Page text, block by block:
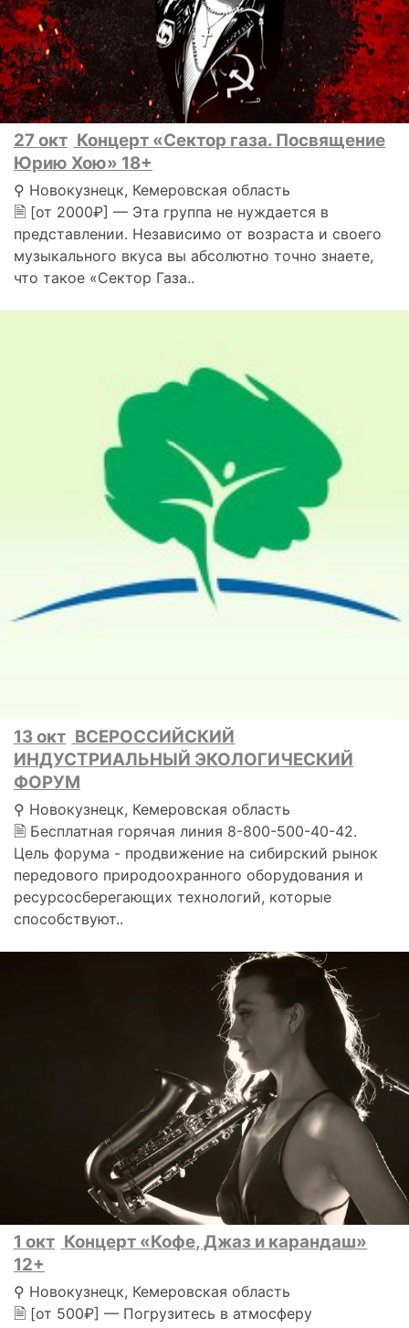
27 окт Концерт «Сектор газа. Посвящение
Юрию Хою» 18+
⚲ Новокузнецк, Кемеровская область
🗎 [от 2000₽] — Эта группа не нуждается в
представлении. Независимо от возраста и своего
музыкального вкуса вы абсолютно точно знаете,
что такое «Сектор Газа..
13 окт ВСЕРОССИЙСКИЙ
ИНДУСТРИАЛЬНЫЙ ЭКОЛОГИЧЕСКИЙ
ФОРУМ
⚲ Новокузнецк, Кемеровская область
🗎 Бесплатная горячая линия 8-800-500-40-42.
Цель форума - продвижение на сибирский рынок
передового природоохранного оборудования и
ресурсосберегающих технологий, которые
способствуют..
1 окт Концерт «Кофе, Джаз и карандаш»
12+
⚲ Новокузнецк, Кемеровская область
🗎 [от 500₽] — Погрузитесь в атмосферу